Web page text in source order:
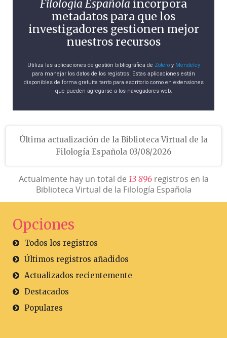
Filología Española incorpora
metadatos para que los
investigadores gestionen mejor
nuestros recursos
Utiliza las aplicaciones de gestión bibliográfica de Zoteroy Mendeley
para manejar los datos de los registros. Estas aplicaciones están
disponibles de forma gratuita tanto para escritorio como en extensiones
que pueden agregarse a los navegadores web.
Última actualización de la Biblioteca Virtual de la
Filología Española 03/08/2026
Actualmente hay un total de 13 896registros en la
Biblioteca Virtual de la Filología Española
Opciones
Todos los registros
Últimos registros añadidos
Actualizados recientemente
Destacados
Populares